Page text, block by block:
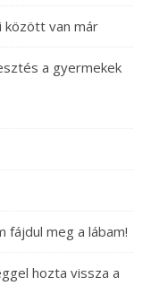
között van már
a gyermekek
fájdul meg a lábam!
hozta vissza a